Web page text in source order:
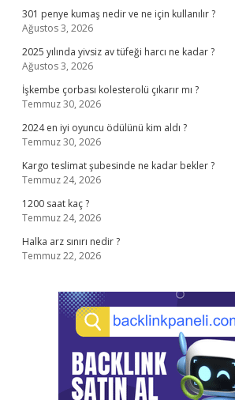
301 penye kumaş nedir ve ne için kullanılır ?
Ağustos 3, 2026
2025 yılında yivsiz av tüfeği harcı ne kadar ?
Ağustos 3, 2026
İşkembe çorbası kolesterolü çıkarır mı ?
Temmuz 30, 2026
2024 en iyi oyuncu ödülünü kim aldı ?
Temmuz 30, 2026
Kargo teslimat şubesinde ne kadar bekler ?
Temmuz 24, 2026
1200 saat kaç ?
Temmuz 24, 2026
Halka arz sınırı nedir ?
Temmuz 22, 2026